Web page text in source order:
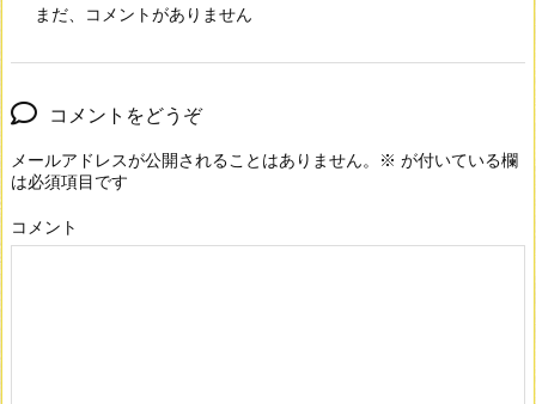
まだ、コメントがありません
コメントをどうぞ
メールアドレスが公開されることはありません。 ※ が付いている欄
は必須項目です
コメント